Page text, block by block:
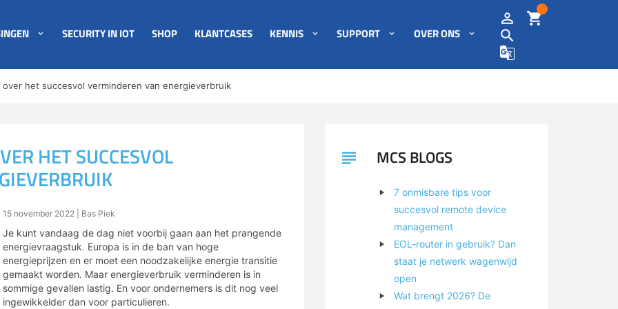
SECURITY IN IOT SHOP KLANTCASES KENNIS SUPPORT OVER ONS
over het succesvol verminderen van energieverbruik
HET SUCCESVOL
15 november 2022 | Bas Piek
Je kunt vandaag de dag niet voorbij gaan aan het prangende
energievraagstuk. Europa is in de ban van hoge
energieprijzen en er moet een noodzakelijke energie transitie
gemaakt worden. Maar energieverbruik verminderen is in
sommige gevallen lastig. En voor ondernemers is dit nog veel
ingewikkelder dan voor particulieren.
MCS BLOGS
7 onmisbare tips voor
succesvol remote device
management
EOL-router in gebruik? Dan
staat je netwerk wagenwijd
open
Wat brengt 2026? De